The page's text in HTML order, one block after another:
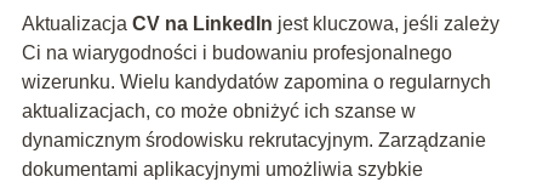
Aktualizacja CV na LinkedIn jest kluczowa, jeśli zależy
Ci na wiarygodności i budowaniu profesjonalnego
wizerunku. Wielu kandydatów zapomina o regularnych
aktualizacjach, co może obniżyć ich szanse w
dynamicznym środowisku rekrutacyjnym. Zarządzanie
dokumentami aplikacyjnymi umożliwia szybkie